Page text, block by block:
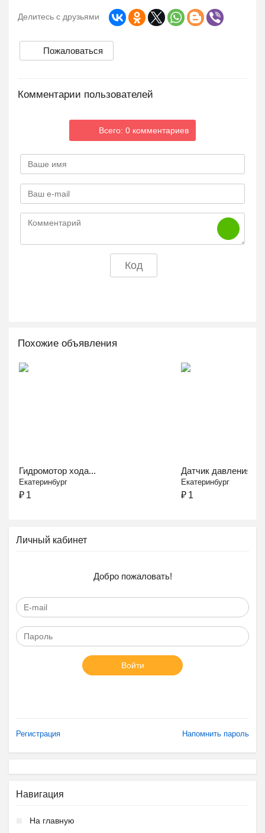
Делитесь с друзьями
Пожаловаться
Комментарии пользователей
Всего: 0 комментариев
Похожие объявления
Гидромотор хода...
Екатеринбург
₽ 1
Датчик давления...
Екатеринбург
₽ 1
Личный кабинет
Добро пожаловать!
Войти
Регистрация Напомнить пароль
Навигация
На главную